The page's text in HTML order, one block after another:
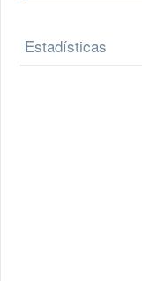
Estadísticas